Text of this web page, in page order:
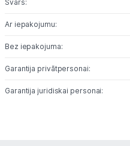
Svars:
Ar iepakojumu:
Bez iepakojuma:
Garantija privātpersonai:
Garantija juridiskai personai: